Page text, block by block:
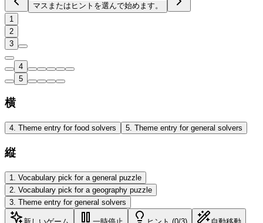
マスまたはヒントを選んで始めます。
1
2
3
4
5
横
4. Theme entry for food solvers 5. Theme entry for general solvers
縦
1
Vocabulary pick for a general puzzle
2 Vocabulary pick for a geography puzzle
3 Theme entry for general solvers